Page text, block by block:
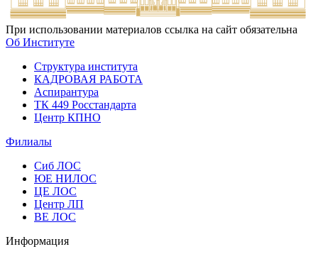
При использовании материалов ссылка на сайт обязательна
Об Институте
Структура института
КАДРОВАЯ РАБОТА
Аспирантура
ТК 449 Росстандарта
Центр КПНО
Филиалы
Сиб ЛОС
ЮЕ НИЛОС
ЦЕ ЛОС
Центр ЛП
ВЕ ЛОС
Информация